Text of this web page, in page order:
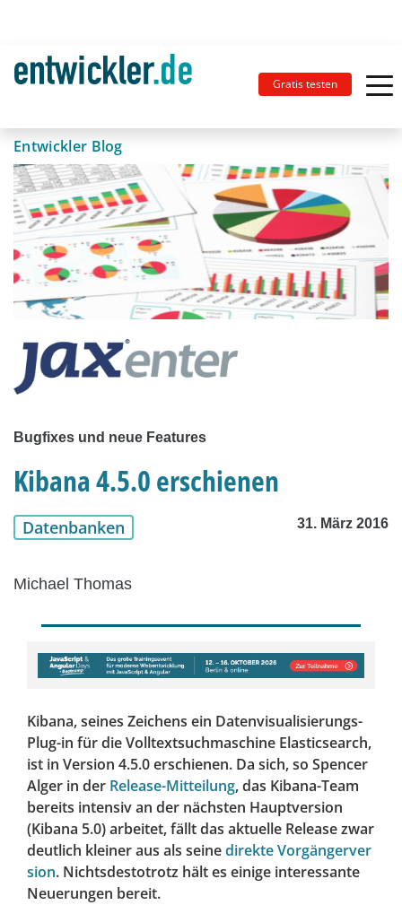
Gratis testen
Entwickler Blog
Bugfixes und neue Features
Kibana 4.5.0 erschienen
Datenbanken 31. März 2016
Michael Thomas
Kibana, seines Zeichens ein Datenvisualisierungs-
Plug-in für die Volltextsuchmaschine Elasticsearch,
ist in Version 4.5.0 erschienen. Da sich, so Spencer
Alger in der Release-Mitteilung, das Kibana-Team
bereits intensiv an der nächsten Hauptversion
(Kibana 5.0) arbeitet, fällt das aktuelle Release zwar
deutlich kleiner aus als seinedirekte Vorgängerver
sion. Nichtsdestotrotz hält es einige interessante
Neuerungen bereit.